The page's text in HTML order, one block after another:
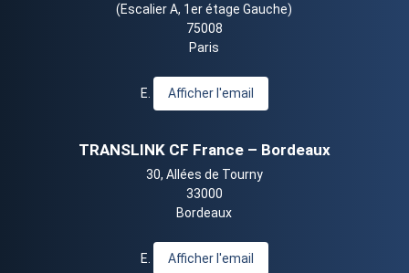
(Escalier A, 1er étage Gauche)
75008
Paris
E. Afficher l'email
TRANSLINK CF France – Bordeaux
30, Allées de Tourny
33000
Bordeaux
E. Afficher l'email